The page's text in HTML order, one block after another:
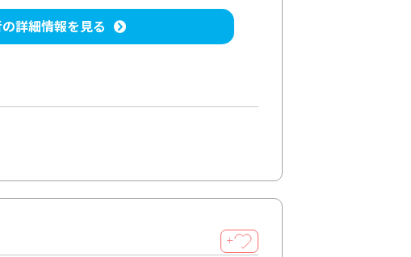
詳細情報を見る
＋